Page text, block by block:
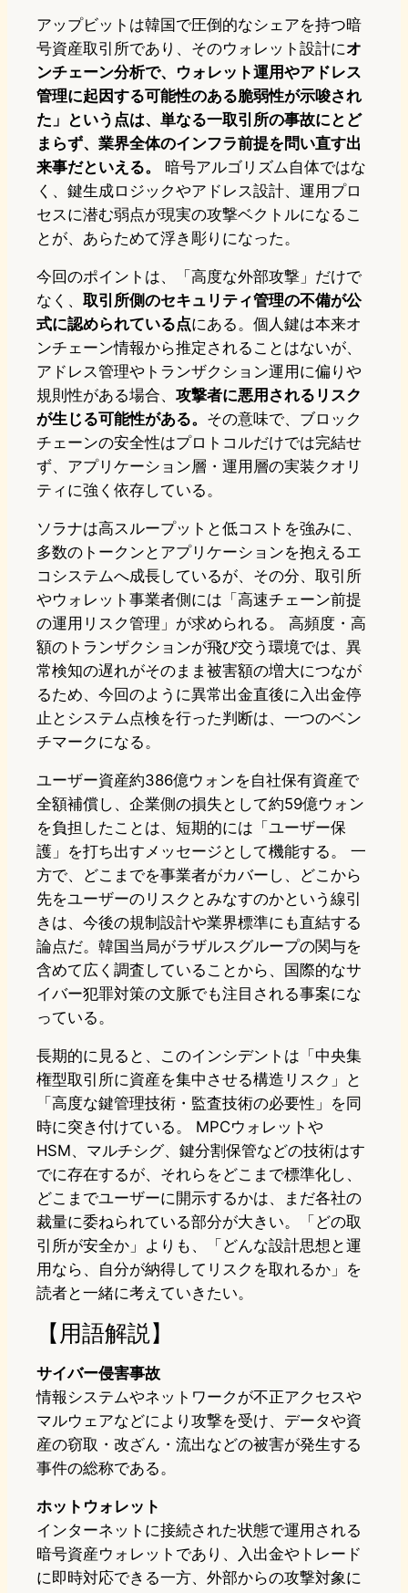
アップビットは韓国で圧倒的なシェアを持つ暗
号資産取引所であり、そのウォレット設計にオ
ンチェーン分析で、ウォレット運用やアドレス
管理に起因する可能性のある脆弱性が示唆され
た」という点は、単なる一取引所の事故にとど
まらず、業界全体のインフラ前提を問い直す出
来事だといえる。
暗号アルゴリズム自体ではな
く、鍵生成ロジックやアドレス設計、運用プロ
セスに潜む弱点が現実の攻撃ベクトルになるこ
とが、あらためて浮き彫りになった。
今回のポイントは、「高度な外部攻撃」だけで
なく、 取引所側のセキュリティ管理の不備が公
式に認められている点にある。個人鍵は本来オ
ンチェーン情報から推定されることはないが、
アドレス管理やトランザクション運用に偏りや
規則性がある場合、 攻撃者に悪用されるリスク
が生じる可能性がある。 その意味で、ブロック
チェーンの安全性はプロトコルだけでは完結せ
ず、アプリケーション層・運用層の実装クオリ
ティに強く依存している。
ソラナは高スループットと低コストを強みに、
多数のトークンとアプリケーションを抱えるエ
コシステムへ成長しているが、その分、取引所
やウォレット事業者側には「高速チェーン前提
の運用リスク管理」が求められる。 高頻度・高
額のトランザクションが飛び交う環境では、異
常検知の遅れがそのまま被害額の増大につなが
るため、今回のように異常出金直後に入出金停
止とシステム点検を行った判断は、一つのベン
チマークになる。
ユーザー資産約386億ウォンを自社保有資産で
全額補償し、企業側の損失として約59億ウォン
を負担したことは、短期的には「ユーザー保
護」を打ち出すメッセージとして機能する。 一
方で、どこまでを事業者がカバーし、どこから
先をユーザーのリスクとみなすのかという線引
きは、今後の規制設計や業界標準にも直結する
論点だ。韓国当局がラザルスグループの関与を
含めて広く調査していることから、国際的なサ
イバー犯罪対策の文脈でも注目される事案にな
っている。
長期的に見ると、このインシデントは「中央集
権型取引所に資産を集中させる構造リスク」と
「高度な鍵管理技術・監査技術の必要性」を同
時に突き付けている。 MPCウォレットや
HSM、マルチシグ、鍵分割保管などの技術はす
でに存在するが、それらをどこまで標準化し、
どこまでユーザーに開示するかは、まだ各社の
裁量に委ねられている部分が大きい。「どの取
引所が安全か」よりも、「どんな設計思想と運
用なら、自分が納得してリスクを取れるか」を
読者と一緒に考えていきたい。
【用語解説】
サイバー侵害事故
情報システムやネットワークが不正アクセスや
マルウェアなどにより攻撃を受け、データや資
産の窃取・改ざん・流出などの被害が発生する
事件の総称である。
ホットウォレット
インターネットに接続された状態で運用される
暗号資産ウォレットであり、入出金やトレード
に即時対応できる一方、外部からの攻撃対象に